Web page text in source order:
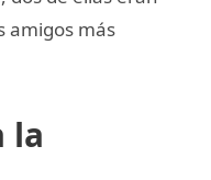
amigos más
la